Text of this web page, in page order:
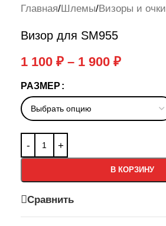
Главная/Шлемы/Визоры и очки
Визор для SM955
1 100 ₽ – 1 900 ₽
РАЗМЕР
В КОРЗИНУ
Сравнить